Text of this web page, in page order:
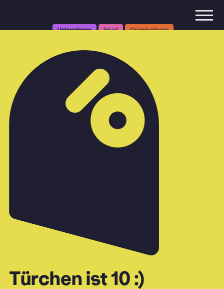
Unternehmen Privat Organisationen
Türchen ist 10 :)